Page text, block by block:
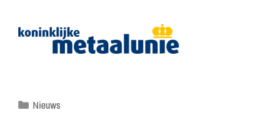
Categorieën
Nieuws